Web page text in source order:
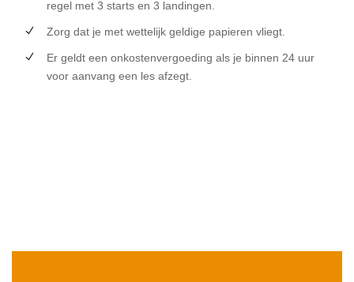
regel met 3 starts en 3 landingen.
Zorg dat je met wettelijk geldige papieren vliegt.
Er geldt een onkostenvergoeding als je binnen 24 uur
voor aanvang een les afzegt.